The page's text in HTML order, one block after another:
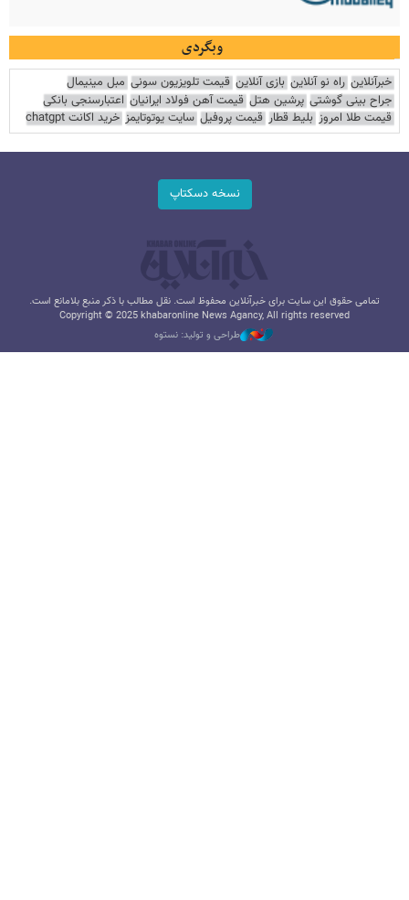
وبگردی
خبرآنلاین راه نو آنلاین بازی آنلاین قیمت تلویزیون سونی مبل مینیمال
جراح بینی گوشتی پرشین هتل قیمت آهن فولاد ایرانیان اعتبارسنجی بانکی
قیمت طلا امروز بلیط قطار قیمت پروفیل سایت یوتوتایمز خرید اکانت chatgpt
نسخه دسکتاپ
تمامی حقوق این سایت برای خبرآنلاین محفوظ است. نقل مطالب با ذکر منبع بلامانع است.
Copyright © 2025 khabaronline News Agancy, All rights reserved
طراحی و تولید: نستوه